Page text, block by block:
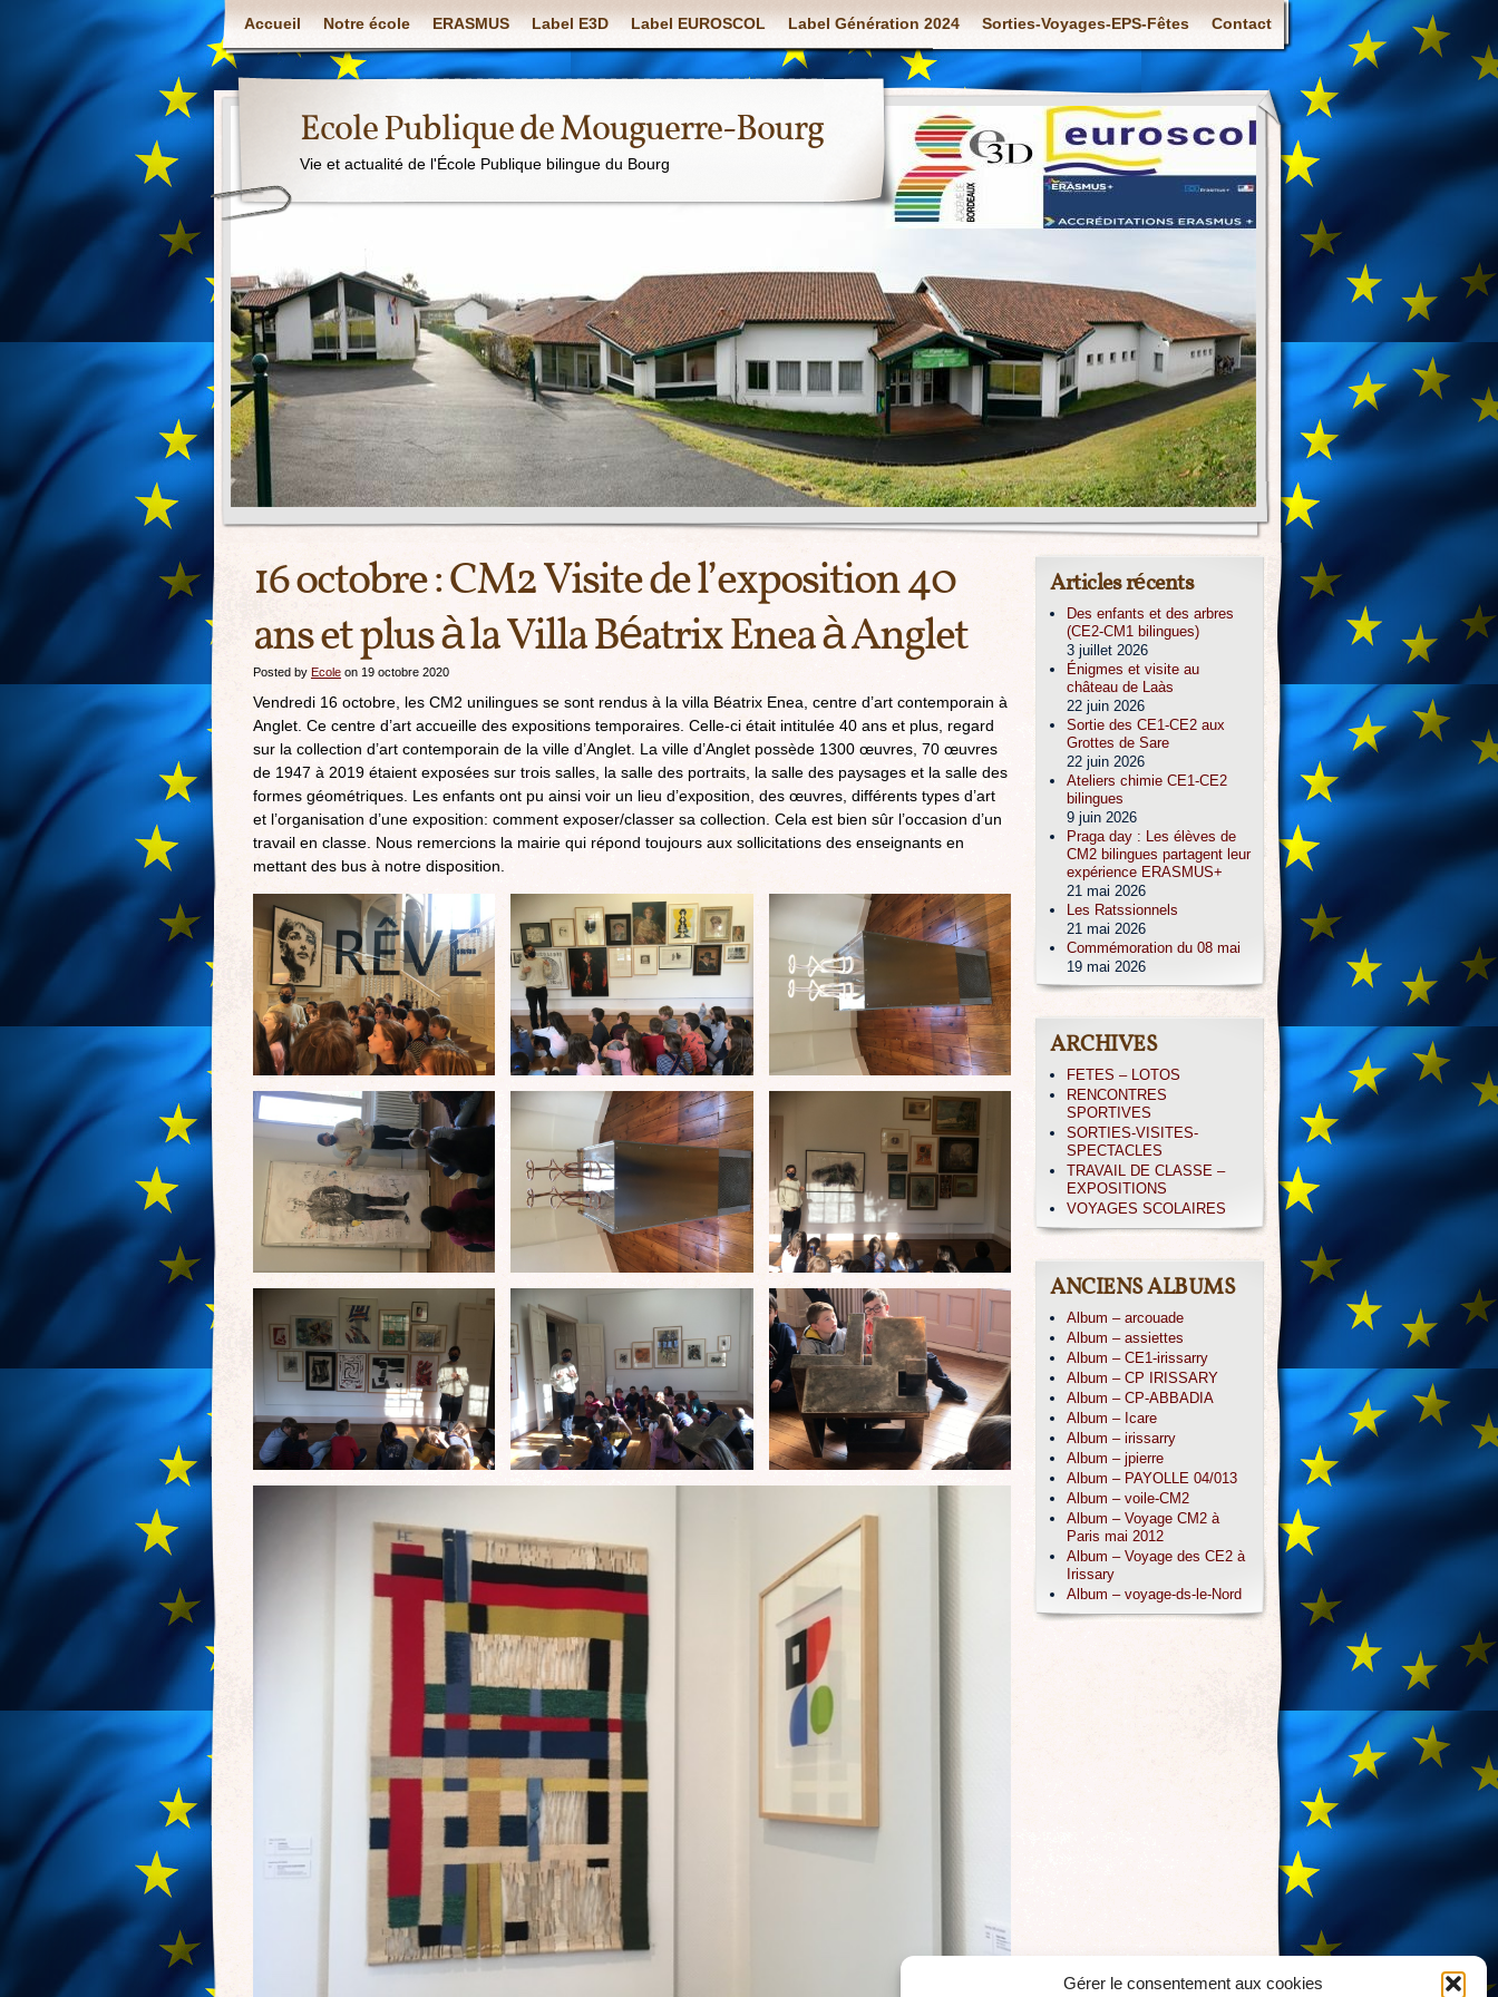
Gérer le consentement aux cookies
Accueil Notre école ERASMUS Label E3D Label EUROSCOL Label Génération 2024 Sorties-Voyages-EPS-Fêtes Contact
Ecole Publique de Mouguerre-Bourg
Vie et actualité de l'École Publique bilingue du Bourg
16 octobre : CM2 Visite de l’exposition 40
ans et plus à la Villa Béatrix Enea à Anglet
Posted by Ecole on 19 octobre 2020
Vendredi 16 octobre, les CM2 unilingues se sont rendus à la villa Béatrix Enea, centre d’art contemporain à
Anglet. Ce centre d’art accueille des expositions temporaires. Celle-ci était intitulée 40 ans et plus, regard
sur la collection d’art contemporain de la ville d’Anglet. La ville d’Anglet possède 1300 œuvres, 70 œuvres
de 1947 à 2019 étaient exposées sur trois salles, la salle des portraits, la salle des paysages et la salle des
formes géométriques. Les enfants ont pu ainsi voir un lieu d’exposition, des œuvres, différents types d’art
et l’organisation d’une exposition: comment exposer/classer sa collection. Cela est bien sûr l’occasion d’un
travail en classe. Nous remercions la mairie qui répond toujours aux sollicitations des enseignants en
mettant des bus à notre disposition.
Articles récents
Des enfants et des arbres
(CE2-CM1 bilingues)
3 juillet 2026
Énigmes et visite au
château de Laàs
22 juin 2026
Sortie des CE1-CE2 aux
Grottes de Sare
22 juin 2026
Ateliers chimie CE1-CE2
bilingues
9 juin 2026
Praga day : Les élèves de
CM2 bilingues partagent leur
expérience ERASMUS+
21 mai 2026
Les Ratssionnels
21 mai 2026
Commémoration du 08 mai
19 mai 2026
ARCHIVES
FETES – LOTOS
RENCONTRES
SPORTIVES
SORTIES-VISITES-
SPECTACLES
TRAVAIL DE CLASSE –
EXPOSITIONS
VOYAGES SCOLAIRES
ANCIENS ALBUMS
Album – arcouade
Album – assiettes
Album – CE1-irissarry
Album – CP IRISSARY
Album – CP-ABBADIA
Album – Icare
Album – irissarry
Album – jpierre
Album – PAYOLLE 04/013
Album – voile-CM2
Album – Voyage CM2 à
Paris mai 2012
Album – Voyage des CE2 à
Irissary
Album – voyage-ds-le-Nord